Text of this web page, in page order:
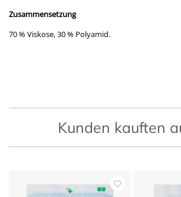
Zusammensetzung
70 % Viskose, 30 % Polyamid.
Kunden kauften